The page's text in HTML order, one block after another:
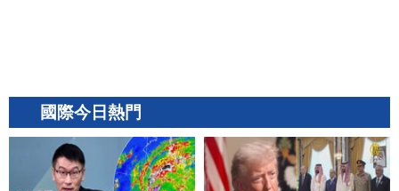
國際今日熱門